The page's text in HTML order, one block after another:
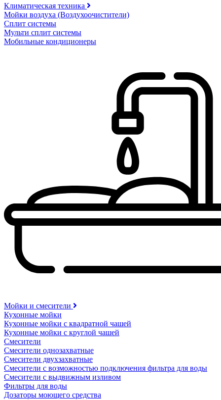
Климатическая техника
Мойки воздуха (Воздухоочистители)
Сплит системы
Мульти сплит системы
Мобильные кондиционеры
Мойки и смесители
Кухонные мойки
Кухонные мойки с квадратной чашей
Кухонные мойки с круглой чашей
Смесители
Смесители однозахватные
Смесители двухзахватные
Смесители с возможностью подключения фильтра для воды
Смесители с выдвижным изливом
Фильтры для воды
Дозаторы моющего средства